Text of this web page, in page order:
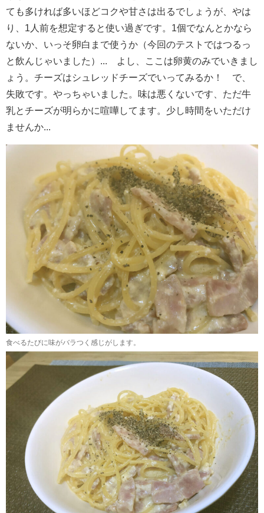
ても多ければ多いほどコクや甘さは出るでしょうが、やは
り、1人前を想定すると使い過ぎです。1個でなんとかなら
ないか、いっそ卵白まで使うか（今回のテストではつるっ
と飲んじゃいました）... よし、ここは卵黄のみでいきまし
ょう。チーズはシュレッドチーズでいってみるか！ で、
失敗です。やっちゃいました。味は悪くないです、ただ牛
乳とチーズが明らかに喧嘩してます。少し時間をいただけ
ませんか...
食べるたびに味がバラつく感じがします。